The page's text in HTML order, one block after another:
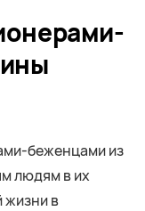
беженцами из
людям в их
жизни в